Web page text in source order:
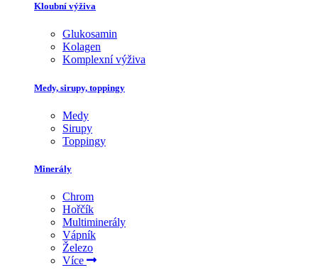
Kloubní výživa
Glukosamin
Kolagen
Komplexní výživa
Medy, sirupy, toppingy
Medy
Sirupy
Toppingy
Minerály
Chrom
Hořčík
Multiminerály
Vápník
Železo
Více